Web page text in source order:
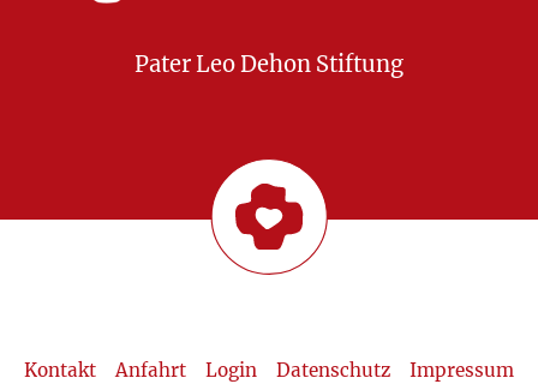
Pater Leo Dehon Stiftung
Kontakt Anfahrt Login Datenschutz Impressum